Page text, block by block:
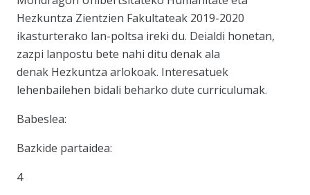
Hezkuntza Zientzien Fakultateak 2019-2020
ikasturterako lan-poltsa ireki du. Deialdi honetan,
zazpi lanpostu bete nahi ditu denak ala
denak Hezkuntza arlokoak. Interesatuek
lehenbailehen bidali beharko dute curriculumak.
Babeslea:
Bazkide partaidea:
4